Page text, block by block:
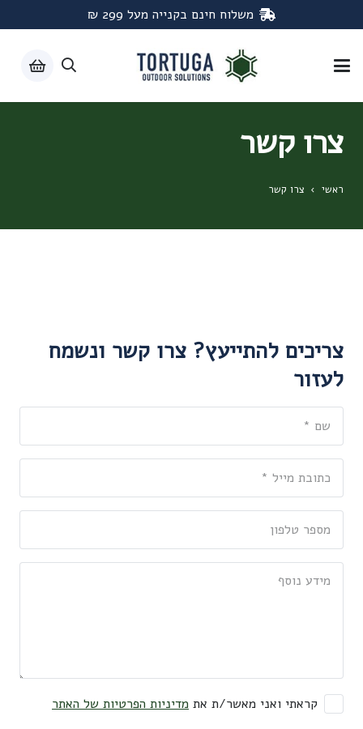
משלוח חינם בקנייה מעל 299 ₪
צרו קשר
ראשי › צרו קשר
צריכים להתייעץ? צרו קשר ונשמח
לעזור
קראתי ואני מאשר/ת את מדיניות הפרטיות של האתר